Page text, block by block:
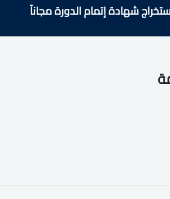
شهادة إتمام الدورة مجاناً